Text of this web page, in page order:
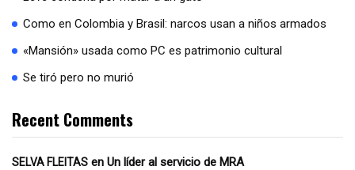
Como en Colombia y Brasil: narcos usan a niños armados
«Mansión» usada como PC es patrimonio cultural
Se tiró pero no murió
Recent Comments
SELVA FLEITAS en Un líder al servicio de MRA